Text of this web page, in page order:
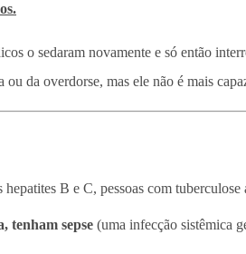
o sedaram novamente e só então
da overdorse, mas ele não é mais
B e C, pessoas com
tenham sepse (uma infecção sistêmica